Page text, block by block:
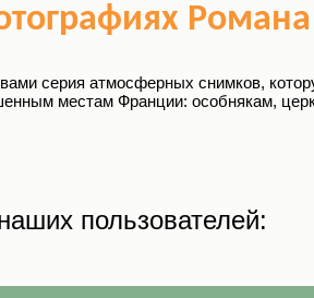
серия атмосферных снимков,
местам Франции: особнякам,
пользователей: